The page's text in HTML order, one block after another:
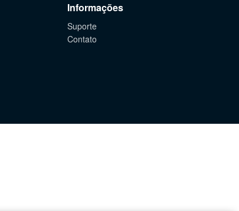
Informações
Suporte
Contato